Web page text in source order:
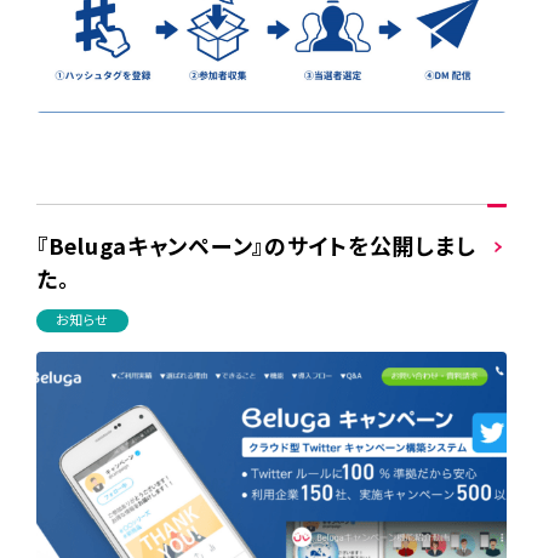
『Belugaキャンペーン』のサイトを公開しまし
た。
お知らせ